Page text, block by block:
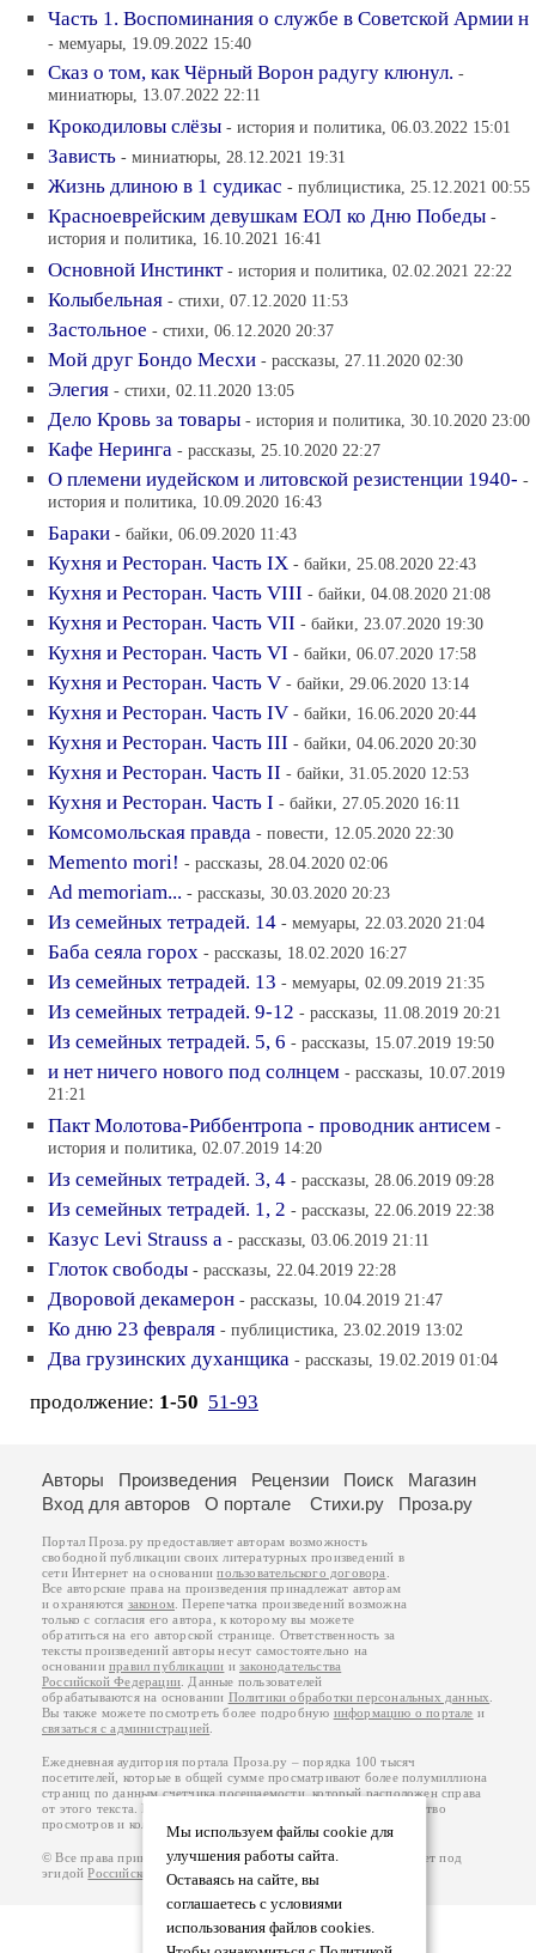
Часть 1. Воспоминания о службе в Советской Армии н
- мемуары, 19.09.2022 15:40
Сказ о том, как Чёрный Ворон радугу клюнул. -
миниатюры, 13.07.2022 22:11
Крокодиловы слёзы - история и политика, 06.03.2022 15:01
Зависть - миниатюры, 28.12.2021 19:31
Жизнь длиною в 1 судикас - публицистика, 25.12.2021 00:55
Красноеврейским девушкам ЕОЛ ко Дню Победы -
история и политика, 16.10.2021 16:41
Основной Инстинкт - история и политика, 02.02.2021 22:22
Колыбельная - стихи, 07.12.2020 11:53
Застольное - стихи, 06.12.2020 20:37
Мой друг Бондо Месхи - рассказы, 27.11.2020 02:30
Элегия - стихи, 02.11.2020 13:05
Дело Кровь за товары - история и политика, 30.10.2020 23:00
Кафе Неринга - рассказы, 25.10.2020 22:27
О племени иудейском и литовской резистенции 1940- -
история и политика, 10.09.2020 16:43
Бараки - байки, 06.09.2020 11:43
Кухня и Ресторан. Часть IХ - байки, 25.08.2020 22:43
Кухня и Ресторан. Часть VIII - байки, 04.08.2020 21:08
Кухня и Ресторан. Часть VII - байки, 23.07.2020 19:30
Кухня и Ресторан. Часть VI - байки, 06.07.2020 17:58
Кухня и Ресторан. Часть V - байки, 29.06.2020 13:14
Кухня и Ресторан. Часть IV - байки, 16.06.2020 20:44
Кухня и Ресторан. Часть III - байки, 04.06.2020 20:30
Кухня и Ресторан. Часть II - байки, 31.05.2020 12:53
Кухня и Ресторан. Часть I - байки, 27.05.2020 16:11
Комсомольская правда - повести, 12.05.2020 22:30
Memento mori! - рассказы, 28.04.2020 02:06
Ad memoriam... - рассказы, 30.03.2020 20:23
Из семейных тетрадей. 14 - мемуары, 22.03.2020 21:04
Баба сеяла горох - рассказы, 18.02.2020 16:27
Из семейных тетрадей. 13 - мемуары, 02.09.2019 21:35
Из семейных тетрадей. 9-12 - рассказы, 11.08.2019 20:21
Из семейных тетрадей. 5, 6 - рассказы, 15.07.2019 19:50
и нет ничего нового под солнцем - рассказы, 10.07.2019
21:21
Пакт Молотова-Риббентропа - проводник антисем -
история и политика, 02.07.2019 14:20
Из семейных тетрадей. 3, 4 - рассказы, 28.06.2019 09:28
Из семейных тетрадей. 1, 2 - рассказы, 22.06.2019 22:38
Казус Levi Strauss а - рассказы, 03.06.2019 21:11
Глоток свободы - рассказы, 22.04.2019 22:28
Дворовой декамерон - рассказы, 10.04.2019 21:47
Ко дню 23 февраля - публицистика, 23.02.2019 13:02
Два грузинских духанщика - рассказы, 19.02.2019 01:04
продолжение: 1-50 51-93
Мы используем файлы cookie для
улучшения работы сайта.
Оставаясь на сайте, вы
соглашаетесь с условиями
использования файлов cookies.
Авторы Произведения Рецензии Поиск
Магазин
Вход для авторов
О портале Стихи.ру Проза.ру
Портал Проза.ру предоставляет авторам возможность
свободной публикации своих литературных произведений в
сети Интернет на основаниипользовательского договора
Все авторские права на произведения принадлежат авторам
и охраняются законом . Перепечатка произведений возможна
только с согласия его автора, к которому вы можете
обратиться на его авторской странице. Ответственность за
тексты произведений авторы несут самостоятельно на
основанииправил публикации изаконодательства
Российской Федерации . Данные пользователей
обрабатываются на основании Политики обработки персональных данных
Вы также можете посмотреть более подробную информацию о портале и
связаться с администрацией
Ежедневная аудитория портала Проза.ру – порядка 100 тысяч
посетителей, которые в общей сумме просматривают более полумиллиона
страниц по данным счетчика посещаемости, который расположен справа
от этого текста. В каждой графе указано по две цифры: количество
просмотров и количество посетителей.
© Все права принадлежат авторам, 2000-2026. Портал работает под
эгидойРоссийского союза писателей 18+